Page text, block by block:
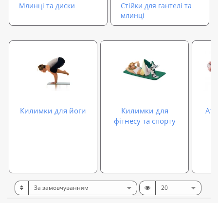
Млинці та диски
Стійки для гантелі та
млинці
Килимки для йоги
Килимки для
фітнесу та спорту